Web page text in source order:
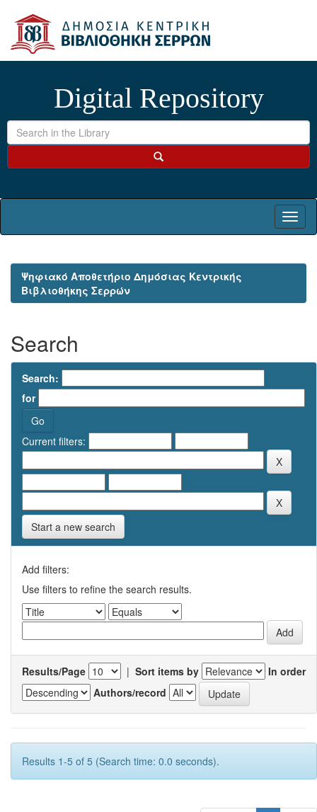
Skip
navigation
Digital Repository
Ψηφιακό Αποθετήριο Δημόσιας Κεντρικής
Βιβλιοθήκης Σερρών
Search
Search:
for
Current filters:
Start a new search
Add filters:
Use filters to refine the search results.
Results/Page | Sort items by
In order
Authors/record
Results 1-5 of 5 (Search time: 0.0 seconds).